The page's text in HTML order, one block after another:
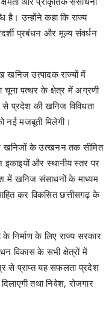
खनिज उत्पादक राज्यों में
पत्थर के क्षेत्र में अग्रणी
प्रदेश की खनिज विविधता
नई मजबूती मिलेगी।
खनिजों के उत्खनन तक सीमित
और स्थानीय स्तर पर
में खनिज संसाधनों के माध्यम
कर विकसित छत्तीसगढ़ के
निर्माण के लिए राज्य सरकार
विकास के सभी क्षेत्रों में
से प्राप्त यह सफलता प्रदेश
तथा निवेश, रोजगार
आधुनिक तकनीकों के माध्यम
खोज को गति मिलेगी,